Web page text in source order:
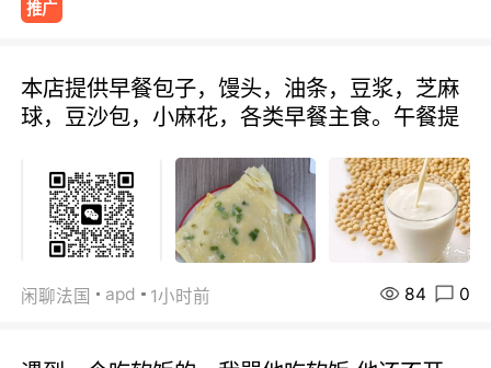
推广
本店提供早餐包子，馒头，油条，豆浆，芝麻
球，豆沙包，小麻花，各类早餐主食。午餐提
闲聊法国 apd 1小时前 84 0